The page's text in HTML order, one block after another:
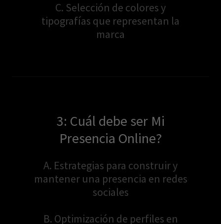
C. Selección de colores y
tipografías que representan la
marca
3: Cuál debe ser Mi
Presencia Online?
A. Estrategias para construir y
mantener una presencia en redes
sociales
B. Optimización de perfiles en